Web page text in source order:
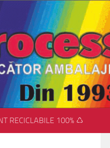
RECICLABILE 100% ♺